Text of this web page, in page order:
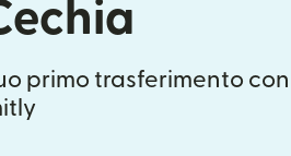
primo trasferimento con